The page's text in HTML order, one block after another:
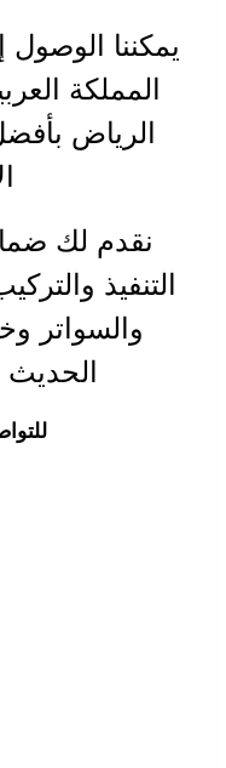
يمكننا
المملكة
الرياض
نقدم لك
التنفيذ
والسواتر
للتواصل